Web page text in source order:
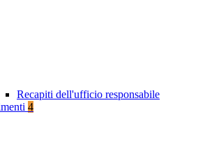
Recapiti dell'ufficio responsabile
4